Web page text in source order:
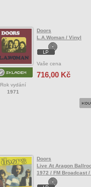
Rok vydání
1971
Doors
L.A.Woman / Vinyl
Vaše cena
716,00 Kč
Doors
Live At Aragon
1972 / FM Broadcast